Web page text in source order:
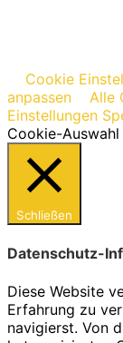
Cookie
anpassen
Alle
Einstellungen
Cookie-Auswahl
Schließen
Datenschutz-
Diese Website
Erfahrung zu
navigierst. Von